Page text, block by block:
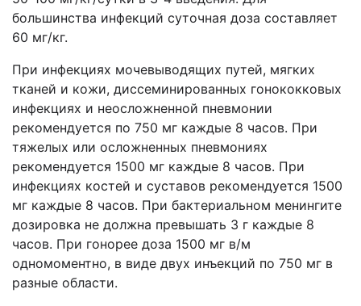
большинства инфекций суточная доза составляет
60 мг/кг.
При инфекциях мочевыводящих путей, мягких
тканей и кожи, диссеминированных гонококковых
инфекциях и неосложненной пневмонии
рекомендуется по 750 мг каждые 8 часов. При
тяжелых или осложненных пневмониях
рекомендуется 1500 мг каждые 8 часов. При
инфекциях костей и суставов рекомендуется 1500
мг каждые 8 часов. При бактериальном менингите
дозировка не должна превышать 3 г каждые 8
часов. При гонорее доза 1500 мг в/м
одномоментно, в виде двух инъекций по 750 мг в
разные области.